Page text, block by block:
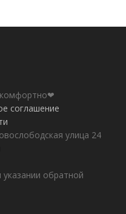
соглашение
улица 24
обратной